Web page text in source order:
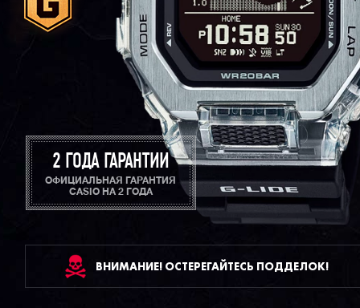
2 ГОДА ГАРАНТИИ
ОФИЦИАЛЬНАЯ ГАРАНТИЯ
CASIO НА 2 ГОДА
ВНИМАНИЕ! ОСТЕРЕГАЙТЕСЬ ПОДДЕЛОК!